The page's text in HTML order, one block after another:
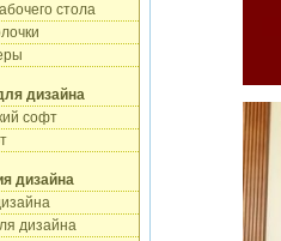
стола
дизайна
софт
дизайна
дизайна